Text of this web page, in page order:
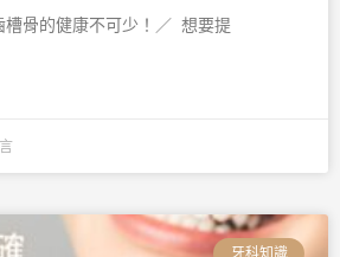
骨的健康不可少！／ 󠀠 想要提
牙科知識